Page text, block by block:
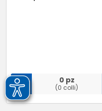
0 pz
(0 colli)